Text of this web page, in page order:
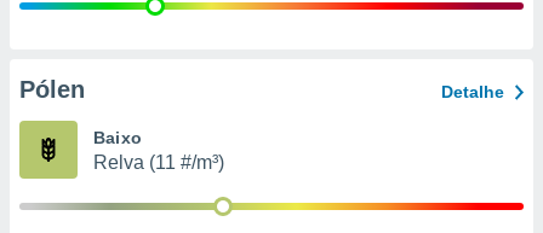
Pólen Detalhe
Baixo
Relva (11 #/m³)